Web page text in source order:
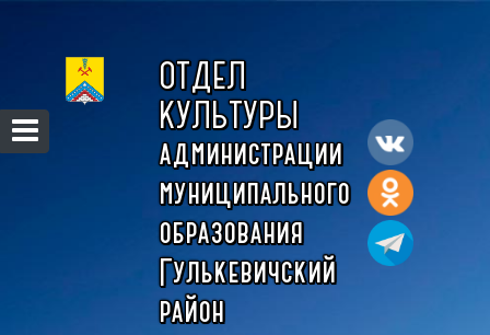
ОТДЕЛ
КУЛЬТУРЫ
администрации
муниципального
образования
Гулькевичский
район